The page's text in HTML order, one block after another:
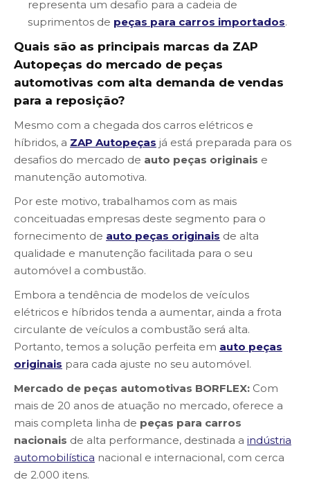
representa um desafio para a cadeia de
suprimentos de peças para carros importados.
Quais são as principais marcas da ZAP
Autopeças do mercado de peças
automotivas com alta demanda de vendas
para a reposição?
Mesmo com a chegada dos carros elétricos e
híbridos, a ZAP Autopeças já está preparada para os
desafios do mercado de auto peças originais e
manutenção automotiva.
Por este motivo, trabalhamos com as mais
conceituadas empresas deste segmento para o
fornecimento de auto peças originais de alta
qualidade e manutenção facilitada para o seu
automóvel a combustão.
Embora a tendência de modelos de veículos
elétricos e híbridos tenda a aumentar, ainda a frota
circulante de veículos a combustão será alta.
Portanto, temos a solução perfeita em auto peças
originais para cada ajuste no seu automóvel.
Mercado de peças automotivas BORFLEX: Com
mais de 20 anos de atuação no mercado, oferece a
mais completa linha de peças para carros
nacionais de alta performance, destinada a indústria
automobilística nacional e internacional, com cerca
de 2.000 itens.